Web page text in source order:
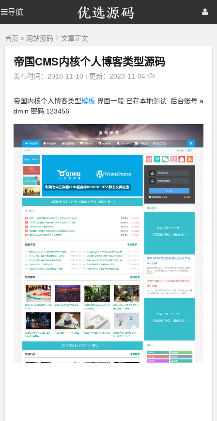
导航
优
选
码
优
选
首页 网站源码
棋牌源码
首页 > 网站源码 文章正文
帝国CMS内核个人博客类型源码
发布时间：2018-11-10 | 更新：2023-11-04
帝国内核个人博客类型模板 界面一般 已在本地测试 后台账号 a
dmin 密码 123456